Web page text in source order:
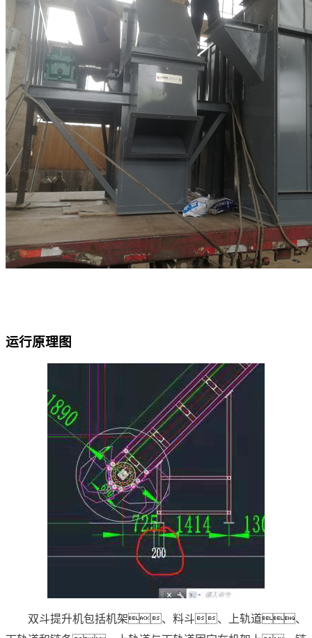
运行原理图
双斗提升机包括机架、料斗、上轨道、